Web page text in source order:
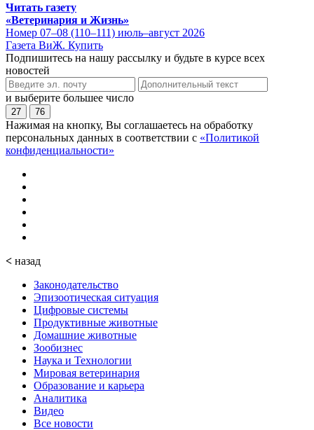
Читать газету
«Ветеринария и Жизнь»
Номер 07–08 (110–111) июль–август 2026
Газета ВиЖ. Купить
Подпишитесь на нашу рассылку и будьте в курсе всех
новостей
и выберите большее число
27 76
Нажимая на кнопку, Вы соглашаетесь на обработку
персональных данных в соответствии с «Политикой
конфиденциальности»
< назад
Законодательство
Эпизоотическая ситуация
Цифровые системы
Продуктивные животные
Домашние животные
Зообизнес
Наука и Технологии
Мировая ветеринария
Образование и карьера
Аналитика
Видео
Все новости